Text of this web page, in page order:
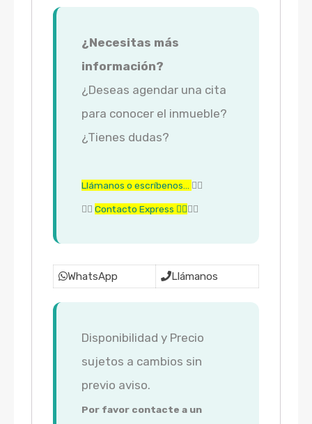
¿Necesitas más
información?
¿Deseas agendar una cita
para conocer el inmueble?
¿Tienes dudas?
Llámanos o escríbenos… 👇🏼
👇🏼 Contacto Express 👇🏼👇🏼
WhatsApp Llámanos
Disponibilidad y Precio
sujetos a cambios sin
previo aviso.
Por favor contacte a un